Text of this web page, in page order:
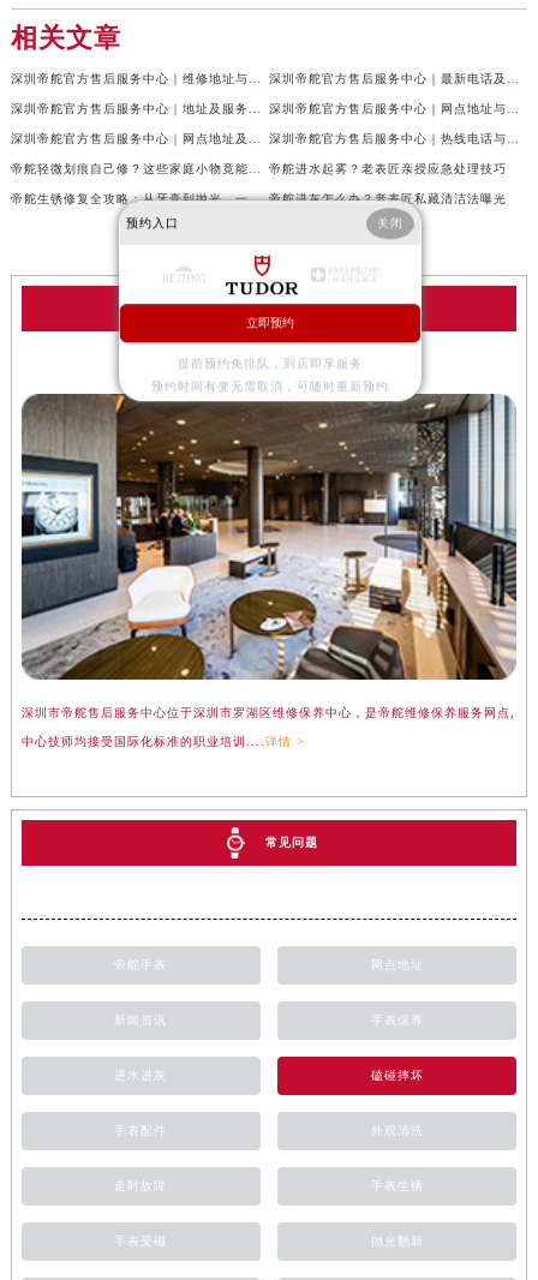
相关文章
帝舵进水起雾？老表匠亲授应急处理技巧
帝舵生锈修复全攻略：从牙膏到抛光，一步到位！ 帝舵进灰怎么办？老表匠私藏清洁法曝光
帝舵服务中心
深圳帝舵售后服务中心
深圳市帝舵售后服务中心位于深圳市罗湖区维修保养中心，是帝舵维修保养服务网点,
中心技师均接受国际化标准的职业培训....详情 >
常见问题
帝舵手表 网点地址
新闻资讯 手表保养
进水进灰 磕碰摔坏
手表配件 外观清洗
走时故障 手表生锈
手表受磁 抛光翻新
预约入口 关闭
立即预约
提前预约免排队，到店即享服务
预约时间有变无需取消，可随时重新预约